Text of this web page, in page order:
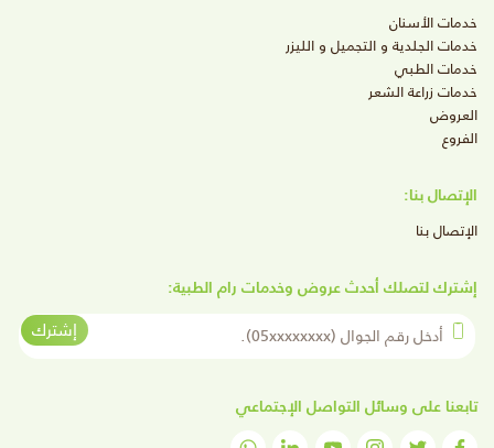
خدمات الأسنان
خدمات الجلدية و التجميل و الليزر
خدمات الطبي
خدمات زراعة الشعر
العروض
الفروع
الإتصال بنا:
الإتصال بنا
إشترك لتصلك أحدث عروض وخدمات رام الطبية:
أدخل رقم الجوال
إشترك
تابعنا على وسائل التواصل الإجتماعي